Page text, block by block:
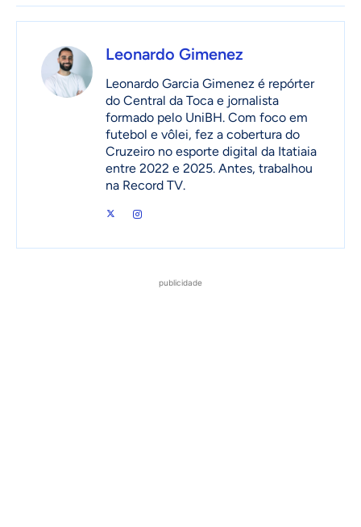
Leonardo Gimenez
Leonardo Garcia Gimenez é repórter
do Central da Toca e jornalista
formado pelo UniBH. Com foco em
futebol e vôlei, fez a cobertura do
Cruzeiro no esporte digital da Itatiaia
entre 2022 e 2025. Antes, trabalhou
na Record TV.
publicidade